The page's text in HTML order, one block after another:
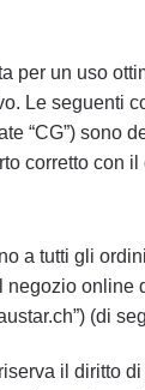
per un uso
Le seguenti
“CG”) sono
corretto con il
a tutti gli
negozio online
(di
il diritto